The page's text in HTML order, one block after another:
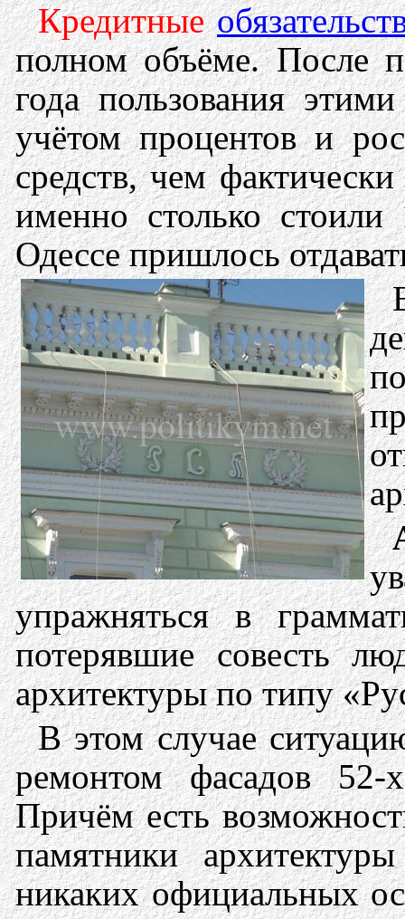
Кредитные
полном объёме. После
года пользования
учётом процентов и
средств, чем
именно столько
Одессе пришлось
упражняться в
потерявшие совесть
архитектуры по типу
В этом случае
ремонтом фасадов 52-
Причём есть
памятники
никаких официальных